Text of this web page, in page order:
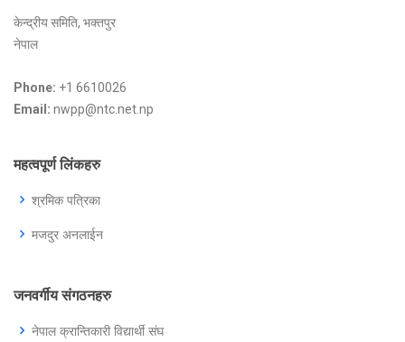
केन्द्रीय समिति, भक्तपुर
नेपाल
Phone: +1 6610026
Email: nwpp@ntc.net.np
महत्वपूर्ण लिंकहरु
श्रमिक पत्रिका
मजदुर अनलाईन
जनवर्गीय संगठनहरु
नेपाल क्रान्तिकारी विद्यार्थी संघ